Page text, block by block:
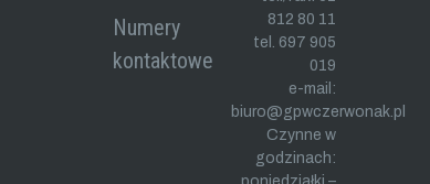
Numery
kontaktowe
812 80 11
tel. 697 905
019
e-mail:
biuro@gpwczerwonak.pl
Czynne w
godzinach: